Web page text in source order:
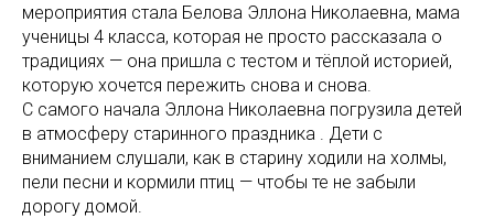
мероприятия стала Белова Эллона Николаевна, мама
ученицы 4 класса, которая не просто рассказала о
традициях — она пришла с тестом и тёплой историей,
которую хочется пережить снова и снова.
С самого начала Эллона Николаевна погрузила детей
в атмосферу старинного праздника . Дети с
вниманием слушали, как в старину ходили на холмы,
пели песни и кормили птиц — чтобы те не забыли
дорогу домой.